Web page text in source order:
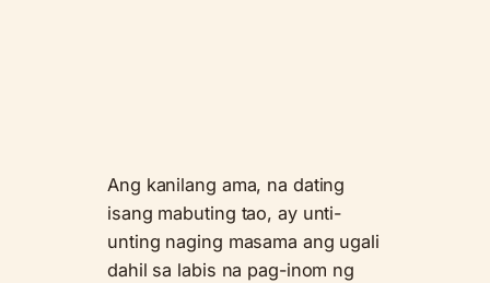
Ang kanilang ama, na dating
isang mabuting tao, ay unti-
unting naging masama ang ugali
dahil sa labis na pag-inom ng